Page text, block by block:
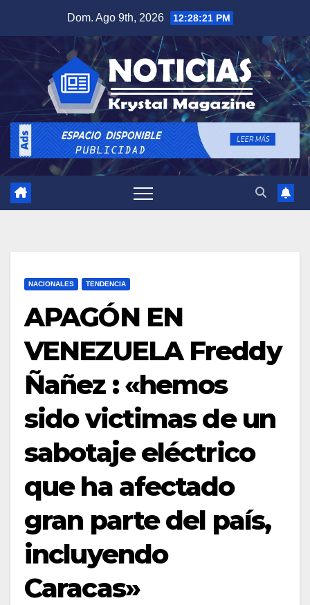
contenido
Dom. Ago 9th, 2026 12:28:22 PM
NACIONALES TENDENCIA
APAGÓN EN
VENEZUELA Freddy
Ñañez : «hemos
sido victimas de un
sabotaje eléctrico
que ha afectado
gran parte del país,
incluyendo
Caracas»